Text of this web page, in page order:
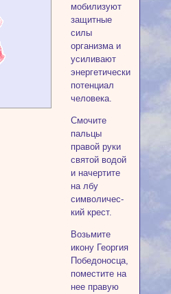
мобилизуют
за­щитные
силы
организма и
усиливают
энергетический
потенциал
человека.
Смочите
пальцы
правой руки
святой водой
и начертите
на лбу
символичес­
кий крест.
Возьмите
икону Георгия
Победонос­ца,
поместите на
нее правую